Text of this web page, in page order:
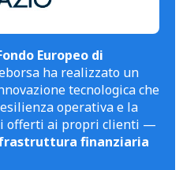
Europeo di
ha realizzato un
tecnologica che
operativa e la
offerti ai propri clienti —
finanziaria